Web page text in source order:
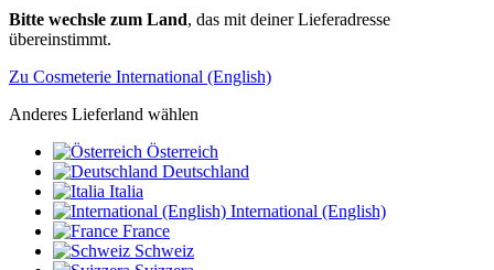
Bitte wechsle zum Land, das mit deiner Lieferadresse
übereinstimmt.
Zu Cosmeterie International (English)
Anderes Lieferland wählen
Österreich
Deutschland
Italia
International (English)
France
Schweiz